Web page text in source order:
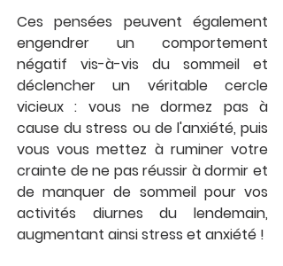
Ces pensées peuvent également
engendrer un comportement
négatif vis-à-vis du sommeil et
déclencher un véritable cercle
vicieux : vous ne dormez pas à
cause du stress ou de l'anxiété, puis
vous vous mettez à ruminer votre
crainte de ne pas réussir à dormir et
de manquer de sommeil pour vos
activités diurnes du lendemain,
augmentant ainsi stress et anxiété !